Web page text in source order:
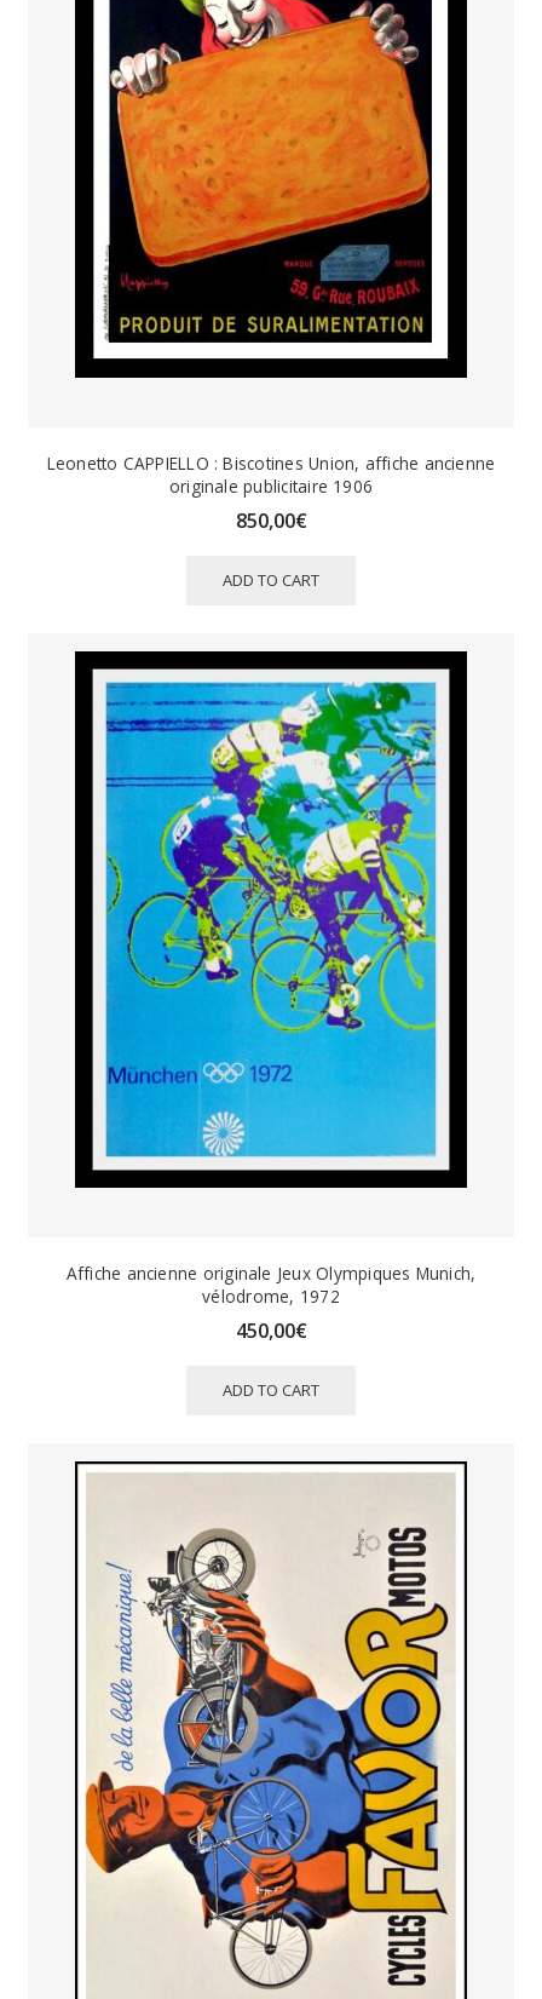
Leonetto CAPPIELLO : Biscotines Union, affiche ancienne
originale publicitaire 1906
850,00€
ADD TO CART
Affiche ancienne originale Jeux Olympiques Munich,
vélodrome, 1972
450,00€
ADD TO CART